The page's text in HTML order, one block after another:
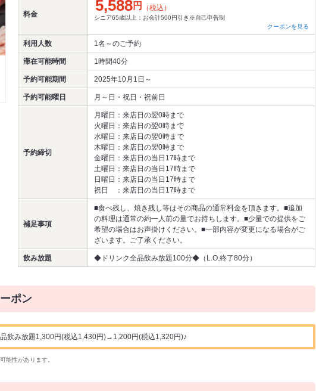
料金 5,588円 （税込）
シニア65歳以上：お会計500円引き※自己申告制
クーポンを見る
利用人数 1名～のご予約
滞在可能時間 1時間40分
予約可能期間 2025年10月1日～
予約可能曜日 月～日・祝日・祝前日
予約締切
月曜日：来店日の翌0時まで
火曜日：来店日の翌0時まで
水曜日：来店日の翌0時まで
木曜日：来店日の翌0時まで
金曜日：来店日の当日17時まで
土曜日：来店日の当日17時まで
日曜日：来店日の当日17時まで
祝日 ：来店日の当日17時まで
補足事項
■食べ残し、焼き残し等はその商品の通常料金を頂きます。■追加
の料理は通常の約一人前の量でお持ちします。■少量での提供をご
希望の場合はお声掛けください。■一部内容が変更になる場合がご
ざいます。ご了承ください。
飲み放題 ◆ドリンク全品飲み放題100分◆（L.O.終了80分）
ポン
品飲み放題1,300円(税込1,430円)→1,200円(税込1,320円)♪
能性があります。